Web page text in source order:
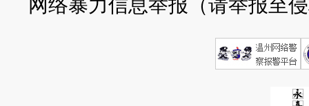
网络暴力信息举报（请举报至